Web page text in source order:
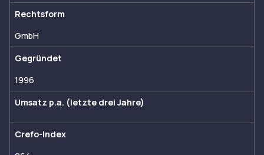
Rechtsform
GmbH
Gegründet
1996
Umsatz p.a. (letzte drei Jahre)
Crefo-Index